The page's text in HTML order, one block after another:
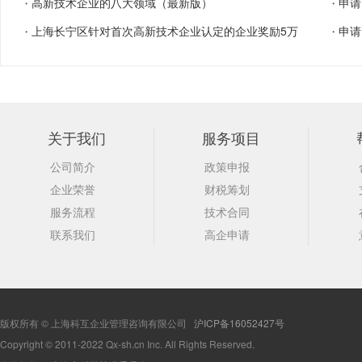
・ 上海长宁区针对首次高新技术企业认定的企业奖励5万 ・ 申
关于我们
公司简介
企业荣誉
服务流程
联系我们
服务项目
政策申报
财税筹划
技术合同
高企申请
版权所有 © 上海科互企业管理咨询有限公司 沪ICP备16052427号
Copyright © 2011-2022 Qx-sh.cn Inc. All Rights Reserved.